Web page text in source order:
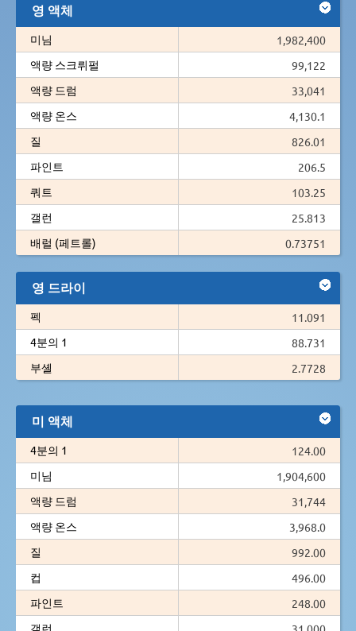
영 액체
미님
1,982,400
액량 스크뤼펄
99,122
액량 드럼
33,041
액량 온스
4,130.1
질
826.01
파인트
206.5
쿼트
103.25
갤런
25.813
배럴 (페트롤)
0.73751
영 드라이
펙
11.091
4분의 1
88.731
부셸
2.7728
미 액체
4분의 1
124.00
미님
1,904,600
액량 드럼
31,744
액량 온스
3,968.0
질
992.00
컵
496.00
파인트
248.00
갤런